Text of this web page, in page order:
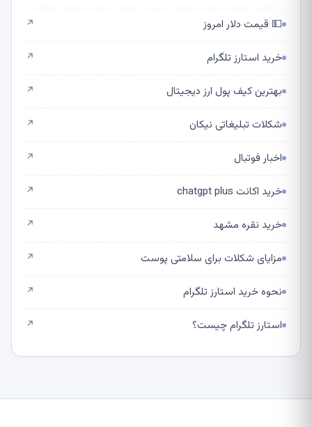
💵 قیمت دلار امروز ↗
خرید استارز تلگرام ↗
بهترین کیف پول ارز دیجیتال ↗
شکلات تبلیغاتی نیکان ↗
اخبار فوتبال ↗
خرید اکانت chatgpt plus ↗
خرید نقره مشهد ↗
مزایای شکلات برای سلامتی پوست ↗
نحوه خرید استارز تلگرام ↗
استارز تلگرام چیست؟ ↗